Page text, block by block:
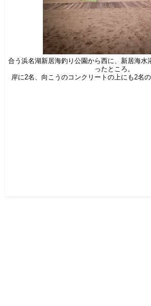
合う浜名湖新居海釣り公園から西に、新居海水
ったところ。
岸に2名、向こうのコンクリートの上にも2名